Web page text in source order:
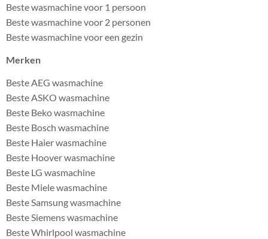
Beste wasmachine voor 1 persoon
Beste wasmachine voor 2 personen
Beste wasmachine voor een gezin
Merken
Beste AEG wasmachine
Beste ASKO wasmachine
Beste Beko wasmachine
Beste Bosch wasmachine
Beste Haier wasmachine
Beste Hoover wasmachine
Beste LG wasmachine
Beste Miele wasmachine
Beste Samsung wasmachine
Beste Siemens wasmachine
Beste Whirlpool wasmachine